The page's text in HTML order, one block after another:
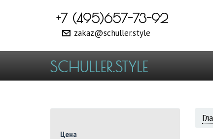
+7 (495)657-73-92
zakaz@schuller.style
Цена
ВЫ